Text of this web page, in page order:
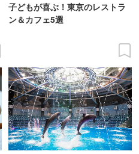
子どもが喜ぶ！東京のレストラ
ン＆カフェ5選